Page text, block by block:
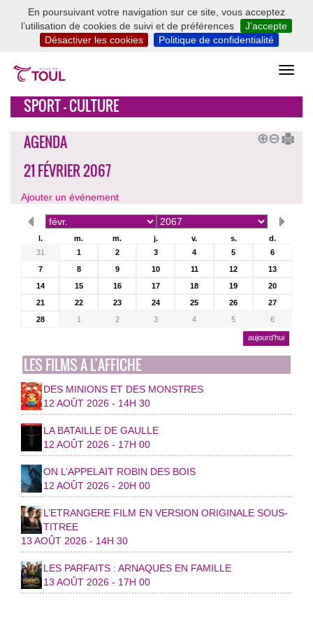
En poursuivant votre navigation sur ce site, vous acceptez
l’utilisation de cookies de suivi et de préférences
J’accepte
Désactiver les cookies
Politique de confidentialité
SPORT - CULTURE
AGENDA
21 FÉVRIER 2067
Ajouter un événement
l. m. m. j. v. s.
d.
31
1 2 3 4 5
6
7
8 9 10 11 12
13
14
15 16 17 18 19
20
21
22 23 24 25 26
27
28
1 2 3 4 5 6
aujourd’hui
LES FILMS A L’AFFICHE
DES MINIONS ET DES MONSTRES
12 AOÛT 2026 - 14H 30
LA BATAILLE DE GAULLE
12 AOÛT 2026 - 17H 00
ON L’APPELAIT ROBIN DES BOIS
12 AOÛT 2026 - 20H 00
L’ETRANGERE FILM EN VERSION ORIGINALE SOUS-
TITREE
13 AOÛT 2026 - 14H 30
LES PARFAITS : ARNAQUES EN FAMILLE
13 AOÛT 2026 - 17H 00